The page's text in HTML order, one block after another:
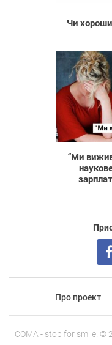
Чи
“Ми
Про проект
COMA - stop for smile. ©